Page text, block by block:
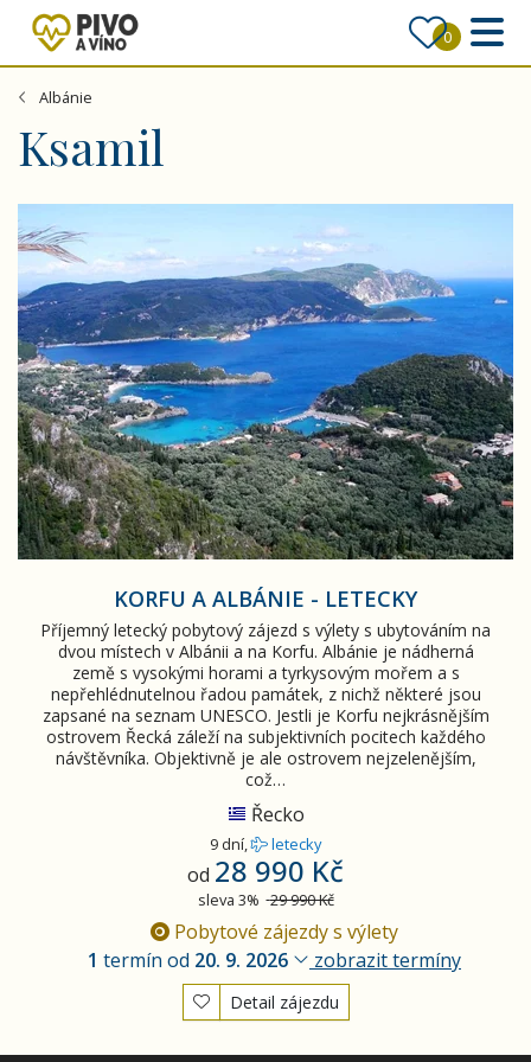
0
Albánie
Ksamil
Korfu a Albánie - letecky
KORFU A ALBÁNIE - LETECKY
Příjemný letecký pobytový zájezd s výlety s ubytováním na
dvou místech v Albánii a na Korfu. Albánie je nádherná
země s vysokými horami a tyrkysovým mořem a s
nepřehlédnutelnou řadou památek, z nichž některé jsou
zapsané na seznam UNESCO. Jestli je Korfu nejkrásnějším
ostrovem Řecká záleží na subjektivních pocitech každého
návštěvníka. Objektivně je ale ostrovem nejzelenějším,
což…
Řecko
9 dní, letecky
od 28 990 Kč
sleva 3% 29 990 Kč
Pobytové zájezdy s výlety
1 termín od 20. 9. 2026 zobrazit termíny
Detail zájezdu